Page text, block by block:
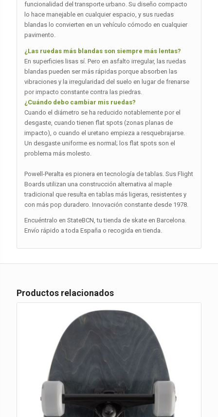
funcionalidad del transporte urbano. Su diseño compacto
lo hace manejable en cualquier espacio, y sus ruedas
blandas lo convierten en un vehículo cómodo en cualquier
pavimento.
¿Las ruedas más blandas son siempre más lentas?
En superficies lisas sí. Pero en asfalto irregular, las ruedas
blandas pueden ser más rápidas porque absorben las
vibraciones y la irregularidad del suelo en lugar de frenarse
por impacto constante contra las piedras.
¿Cuándo debo cambiar mis ruedas?
Cuando el diámetro se ha reducido notablemente por el
desgaste, cuando tienen flat spots (zonas planas de
impacto), o cuando el uretano empieza a resquebrajarse.
Un desgaste uniforme es normal; los flat spots son el
problema más molesto.
Powell-Peralta es pionera en tecnología de tablas. Sus Flight
Boards utilizan una construcción alternativa al maple
tradicional que resulta en tablas más ligeras, resistentes y
con más pop duradero. Innovación constante desde 1978.
Encuéntralo en StateBCN, tu tienda de skate en Barcelona.
Envío rápido a toda España o recogida en tienda.
Productos relacionados